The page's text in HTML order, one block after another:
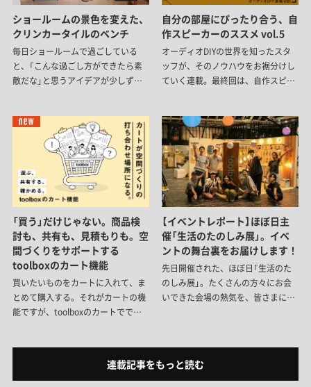
ショールームの景色を変えた、
クリンカータイルのベンチ
毎日ショールームで過ごしている
と、「こんな過ごし方ができたら素
敵だな」と思うアイデアが少しずつ
ショールームの一角をタイルベンチ
へとリニューアルしました。アイデ
アを形にしながら、細かな納まりや
使い心地を考えて完成した、新しい
居場所。その舞台裏をご紹介しま
す。
自分の部屋にぴったり合う、自
作スピーカーのススメ vol.5
オーディオDIYの世界を知ったスタ
ッフが、そのノウハウをお裾分けし
ていく連載。最終回は、自作スピー
はほぼ不要。名作スピーカーをお手
本に、自分の部屋の棚にぴったり合
う一台をつくる、その手順をご紹介
します。
「買う」だけじゃない。商品検
討も、共有も、見積もりも。空
間づくりをサポートする
toolboxのカート機能
買いたいものをカートに入れて、ま
とめて購入する。それがカートの機
能ですが、toolboxのカートででき
プロのコミュニケーションまでサポ
【イベントレポート】ほぼ日主
催「生活のたのしみ展」。イベ
ントの舞台裏をお届けします！
先日開催された、ほぼ日「生活のた
のしみ展」。たくさんの方々にお会
いできた会場の熱気を、皆さまにも
裏と当日の様子をお届けします。
連載記事をもっと読む